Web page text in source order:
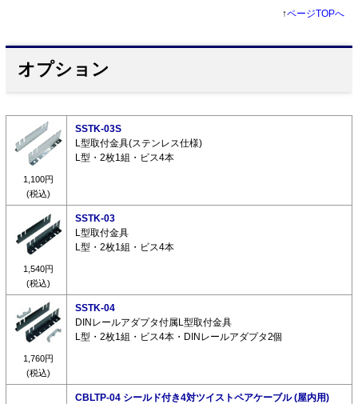
↑ページTOPへ
オプション
1,100円
(税込)
SSTK-03S
L型取付金具(ステンレス仕様)
L型・2枚1組・ビス4本
1,540円
(税込)
SSTK-03
L型取付金具
L型・2枚1組・ビス4本
1,760円
(税込)
SSTK-04
DINレールアダプタ付属L型取付金具
L型・2枚1組・ビス4本・DINレールアダプタ2個
CBLTP-04 シールド付き4対ツイストペアケーブル (屋内用)